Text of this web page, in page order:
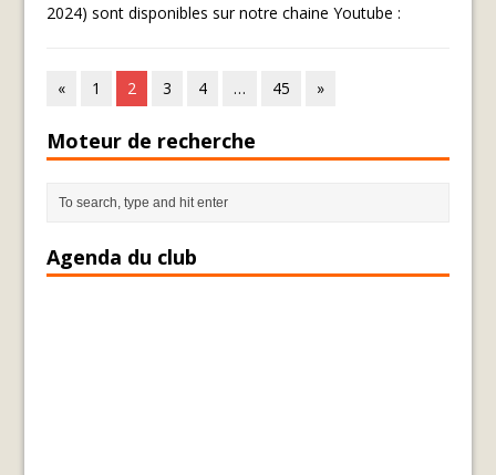
2024) sont disponibles sur notre chaine Youtube :
« 1 2 3 4 … 45 »
Moteur de recherche
Agenda du club